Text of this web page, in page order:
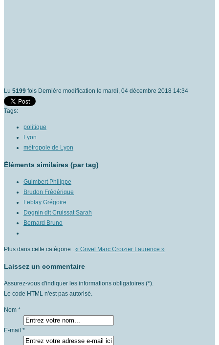
Lu 5199 fois Dernière modification le mardi, 04 décembre 2018 14:34
Tags:
politique
Lyon
métropole de Lyon
Éléments similaires (par tag)
Guimbert Philippe
Brudon Frédérique
Leblay Grégoire
Dognin dit Cruissat Sarah
Bernard Bruno
Plus dans cette catégorie : « Grivel Marc Croizier Laurence »
Laissez un commentaire
Assurez-vous d'indiquer les informations obligatoires (*).
Le code HTML n'est pas autorisé.
Nom *
E-mail *